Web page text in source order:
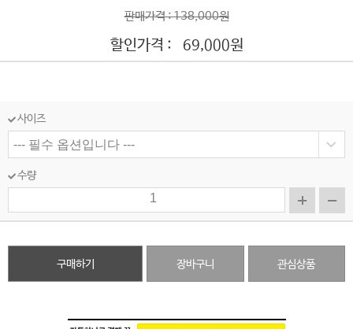
판매가격 : 138,000원
할인가격 : 69,000원
사이즈
수량
구매하기 장바구니 관심상품